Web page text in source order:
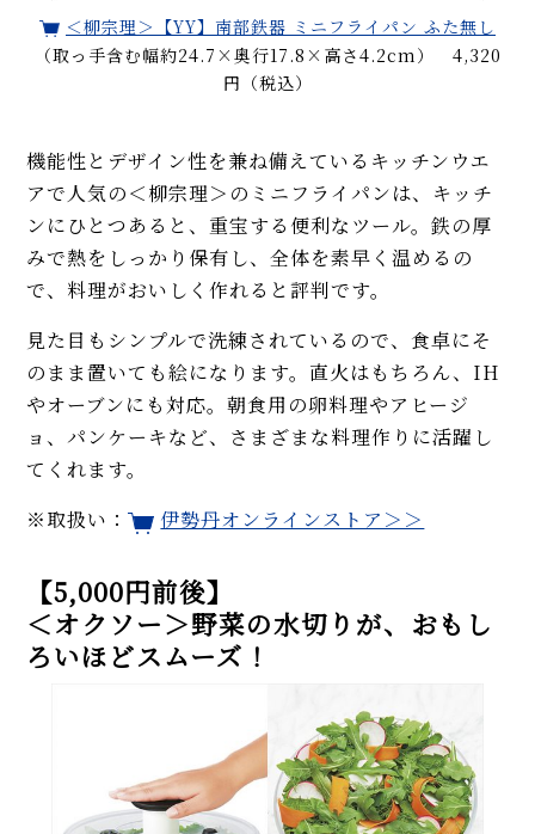
＜柳宗理＞【YY】南部鉄器 ミニフライパン ふた無し
（取っ手含む幅約24.7×奥行17.8×高さ4.2cm） 4,320
円（税込）
機能性とデザイン性を兼ね備えているキッチンウエ
アで人気の＜柳宗理＞のミニフライパンは、キッチ
ンにひとつあると、重宝する便利なツール。鉄の厚
みで熱をしっかり保有し、全体を素早く温めるの
で、料理がおいしく作れると評判です。
見た目もシンプルで洗練されているので、食卓にそ
のまま置いても絵になります。直火はもちろん、IH
やオーブンにも対応。朝食用の卵料理やアヒージ
ョ、パンケーキなど、さまざまな料理作りに活躍し
てくれます。
※取扱い：
伊勢丹オンラインストア＞＞
【5,000円前後】
＜オクソー＞野菜の水切りが、おもし
ろいほどスムーズ！